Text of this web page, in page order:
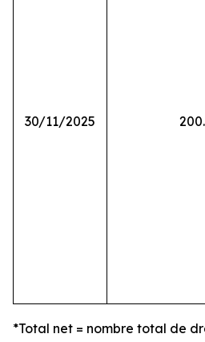
30/11/2025
*Total net = nombre total de